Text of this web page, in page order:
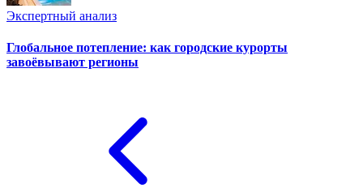
Экспертный анализ
Глобальное потепление: как городские курорты
завоёвывают регионы